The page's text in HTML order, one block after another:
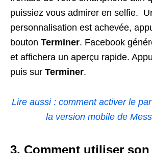
puissiez vous admirer en selfie.
personnalisation est achevée,
bouton Terminer. Facebook
et affichera un aperçu rapide.
puis sur Terminer.
Lire aussi : comment activer le
la version mobile de
3. Comment utiliser son